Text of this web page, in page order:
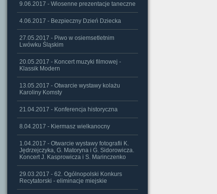
9.06.2017 - Wiosenne prezentacje taneczne
4.06.2017 - Bezpieczny Dzień Dziecka
27.05.2017 - Piwo w osiemsetletnim
Lwówku Śląskim
20.05.2017 - Koncert muzyki filmowej -
Klassik Modern
13.05.2017 - Otwarcie wystawy kolażu
Karoliny Komsty
21.04.2017 - Konferencja historyczna
8.04.2017 - Kiermasz wielkanocny
1.04.2017 - Otwarcie wystawy fotografii K.
Jędrzejczyka, G. Matoryna i G. Sidorowicza.
Koncert J. Kasprowicza i S. Marinczenko
29.03.2017 - 62. Ogólnopolski Konkurs
Recytatorski - eliminacje miejskie